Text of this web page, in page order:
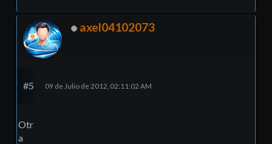
axel04102073
#5 09 de Julio de 2012, 02:11:02 AM
Otr
a